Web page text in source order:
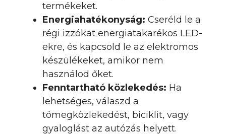
termékeket.
Energiahatékonyság: Cseréld le a
régi izzókat energiatakarékos LED-
ekre, és kapcsold le az elektromos
készülékeket, amikor nem
használod őket.
Fenntartható közlekedés: Ha
lehetséges, válaszd a
tömegközlekedést, biciklit, vagy
gyaloglást az autózás helyett.